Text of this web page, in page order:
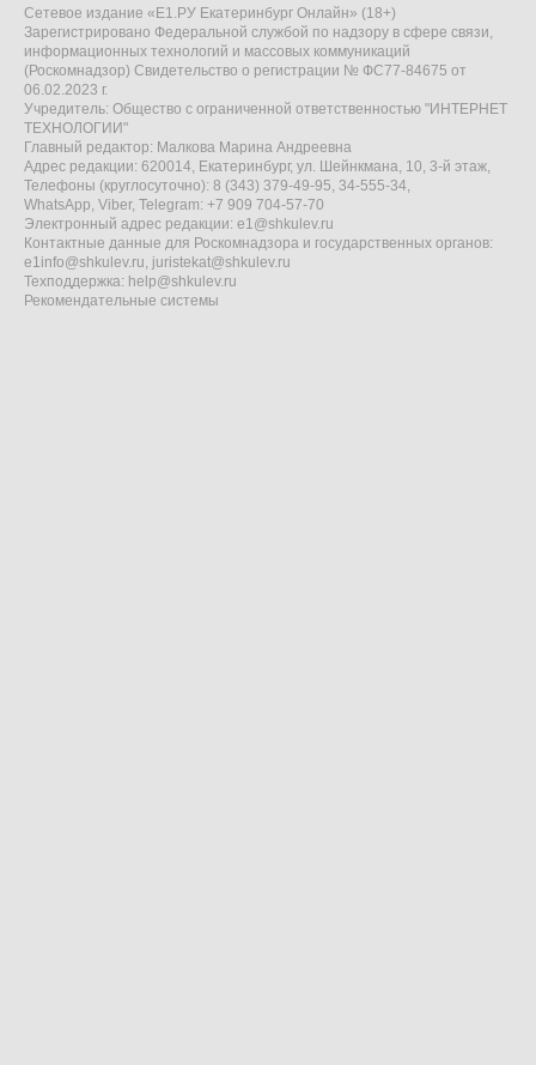
Сетевое издание «Е1.РУ Екатеринбург Онлайн» (18+)
Зарегистрировано Федеральной службой по надзору в сфере связи,
информационных технологий и массовых коммуникаций
(Роскомнадзор) Свидетельство о регистрации № ФС77-84675 от
06.02.2023 г.
Учредитель: Общество с ограниченной ответственностью "ИНТЕРНЕТ
ТЕХНОЛОГИИ"
Главный редактор: Малкова Марина Андреевна
Адрес редакции: 620014, Екатеринбург, ул. Шейнкмана, 10, 3-й этаж,
Телефоны (круглосуточно): 8 (343) 379-49-95, 34-555-34,
WhatsApp, Viber, Telegram: +7 909 704-57-70
Электронный адрес редакции: e1@shkulev.ru
Контактные данные для Роскомнадзора и государственных органов:
e1info@shkulev.ru, juristekat@shkulev.ru
Техподдержка: help@shkulev.ru
Рекомендательные системы